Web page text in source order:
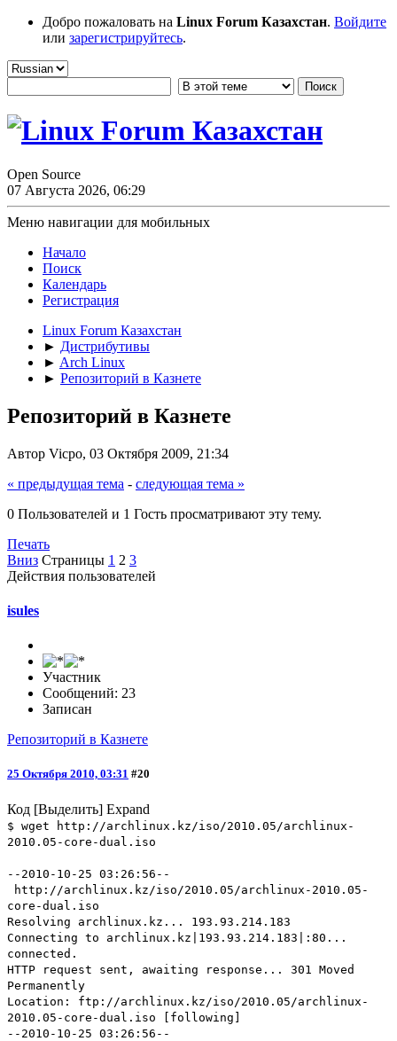
Добро пожаловать на Linux Forum Казахстан. Войдите
или зарегистрируйтесь.
Open Source
07 Августа 2026, 06:29
Меню навигации для мобильных
Начало
Поиск
Календарь
Регистрация
Linux Forum Казахстан
► Дистрибутивы
► Arch Linux
► Репозиторий в Казнете
Репозиторий в Казнете
Автор Vicpo, 03 Октября 2009, 21:34
« предыдущая тема - следующая тема »
0 Пользователей и 1 Гость просматривают эту тему.
Печать
Вниз Страницы 1 2 3
Действия пользователей
isules
Участник
Сообщений: 23
Записан
Репозиторий в Казнете
25 Октября 2010, 03:31 #20
Код [Выделить] Expand
$ wget http://archlinux.kz/iso/2010.05/archlinux-
2010.05-core-dual.iso
--2010-10-25 03:26:56--
http://archlinux.kz/iso/2010.05/archlinux-2010.05-
core-dual.iso
Resolving archlinux.kz... 193.93.214.183
Connecting to archlinux.kz|193.93.214.183|:80...
connected.
HTTP request sent, awaiting response... 301 Moved
Permanently
Location: ftp://archlinux.kz/iso/2010.05/archlinux-
2010.05-core-dual.iso [following]
--2010-10-25 03:26:56--